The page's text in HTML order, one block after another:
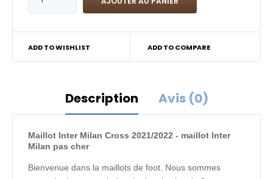
ADD TO WISHLIST ADD TO COMPARE
Description Avis (0)
Maillot Inter Milan Cross 2021/2022 - maillot Inter
Milan pas cher
Bienvenue dans la maillots de foot. Nous sommes